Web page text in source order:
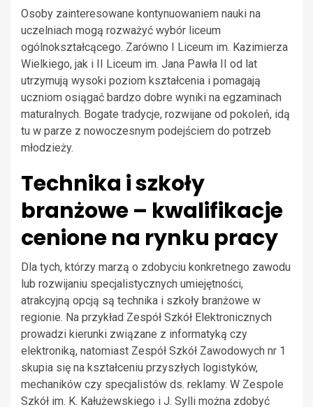
Osoby zainteresowane kontynuowaniem nauki na
uczelniach mogą rozważyć wybór liceum
ogólnokształcącego. Zarówno I Liceum im. Kazimierza
Wielkiego, jak i II Liceum im. Jana Pawła II od lat
utrzymują wysoki poziom kształcenia i pomagają
uczniom osiągać bardzo dobre wyniki na egzaminach
maturalnych. Bogate tradycje, rozwijane od pokoleń, idą
tu w parze z nowoczesnym podejściem do potrzeb
młodzieży.
Technika i szkoły
branżowe – kwalifikacje
cenione na rynku pracy
Dla tych, którzy marzą o zdobyciu konkretnego zawodu
lub rozwijaniu specjalistycznych umiejętności,
atrakcyjną opcją są technika i szkoły branżowe w
regionie. Na przykład Zespół Szkół Elektronicznych
prowadzi kierunki związane z informatyką czy
elektroniką, natomiast Zespół Szkół Zawodowych nr 1
skupia się na kształceniu przyszłych logistyków,
mechaników czy specjalistów ds. reklamy. W Zespole
Szkół im. K. Kałużewskiego i J. Sylli można zdobyć